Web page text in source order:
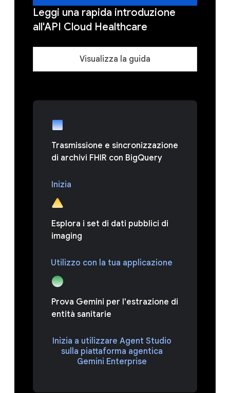
Leggi una rapida introduzione
all'API Cloud Healthcare
Visualizza la guida
Trasmissione e sincronizzazione
di archivi FHIR con BigQuery
Inizia
Esplora i set di dati pubblici di
imaging
Utilizzo con la tua applicazione
Prova Gemini per l'estrazione di
entità sanitarie
Inizia a utilizzare Agent Studio
sulla piattaforma agentica
Gemini Enterprise